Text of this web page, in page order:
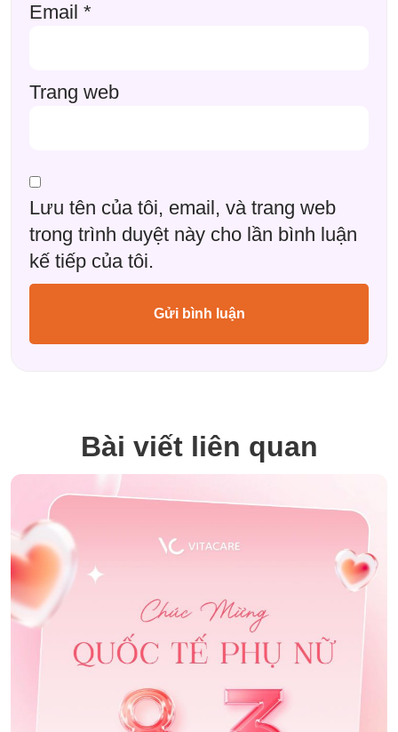
Email *
Trang web
Lưu tên của tôi, email, và trang web
trong trình duyệt này cho lần bình luận
kế tiếp của tôi.
Bài viết liên quan